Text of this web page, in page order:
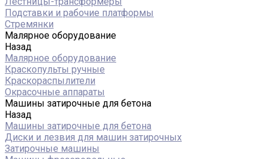
Подставки и рабочие платформы
Стремянки
Малярное оборудование
Назад
Малярное оборудование
Краскопульты ручные
Краскораспылители
Окрасочные аппараты
Машины затирочные для бетона
Назад
Машины затирочные для бетона
Диски и лезвия для машин затирочных
Затирочные машины